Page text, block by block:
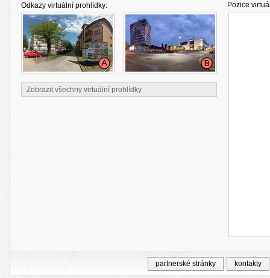
Odkazy virtuální prohlídky: Pozice
Zobrazit všechny virtuální prohlídky
partnerské stránky kontakty